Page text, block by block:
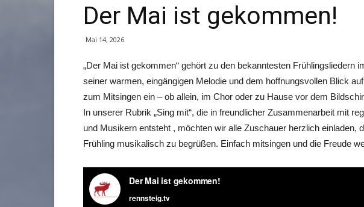
Der Mai ist gekommen!
Mai 14, 2026
„Der Mai ist gekommen“ gehört zu den bekanntesten Frühlingsliedern
seiner warmen, eingängigen Melodie und dem hoffnungsvollen Blick
zum Mitsingen ein – ob allein, im Chor oder zu Hause vor dem
In unserer Rubrik „Sing mit“, die in freundlicher Zusammenarbeit mit
und Musikern entsteht , möchten wir alle Zuschauer herzlich einladen,
Frühling musikalisch zu begrüßen. Einfach mitsingen und die Freude